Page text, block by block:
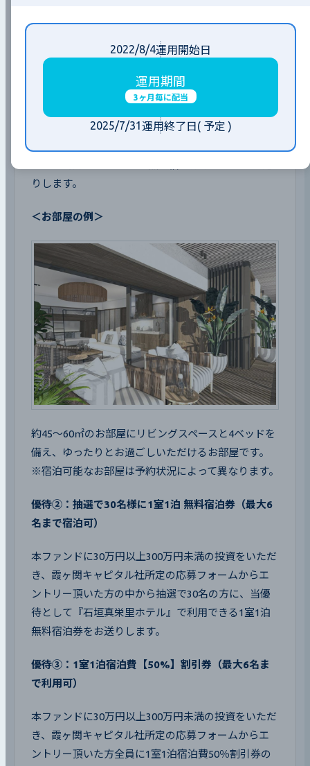
優待①： 1室1泊 無料宿泊券（最大6名まで宿泊可）
本ファンドに300万円以上の投資いただいた方に
りします。
＜お部屋の例＞
約45～60㎡のお部屋にリビングスペースと4ベッドを
備え、ゆったりとお過ごしいただけるお部屋です。
※宿泊可能なお部屋は予約状況によって異なります。
優待②：抽選で30名様に1室1泊 無料宿泊券（最大6
名まで宿泊可）
本ファンドに30万円以上300万円未満の投資をいただ
き、霞ヶ関キャピタル社所定の応募フォームからエ
ントリー頂いた方の中から抽選で30名の方に、当優
待として『石垣真栄里ホテル』で利用できる1室1泊
無料宿泊券をお送りします。
優待③：1室1泊宿泊費【50%】割引券（最大6名ま
で利用可）
本ファンドに30万円以上300万円未満の投資をいただ
き、霞ヶ関キャピタル社所定の応募フォームからエ
ントリー頂いた方全員に1室1泊宿泊費50％割引券の
2022/8/4運用開始日
運用期間
3ヶ月毎に配当
2025/7/31 運用終了日 ( 予定 )